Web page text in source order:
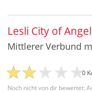
Lesli City of
Mittlerer Verbund
Noch nicht von dir bewertet:
0